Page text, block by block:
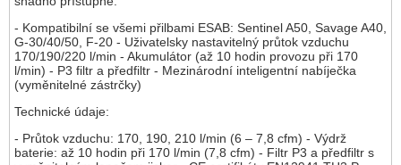
- Kompatibilní se všemi přilbami ESAB: Sentinel A50, Savage A40,
G-30/40/50, F-20 - Uživatelsky nastavitelný průtok vzduchu
170/190/220 l/min - Akumulátor (až 10 hodin provozu při 170
l/min) - P3 filtr a předfiltr - Mezinárodní inteligentní nabíječka
(vyměnitelné zástrčky)
Technické údaje:
- Průtok vzduchu: 170, 190, 210 l/min (6 – 7,8 cfm) - Výdrž
baterie: až 10 hodin při 170 l/min (7,8 cfm) - Filtr P3 a předfiltr s